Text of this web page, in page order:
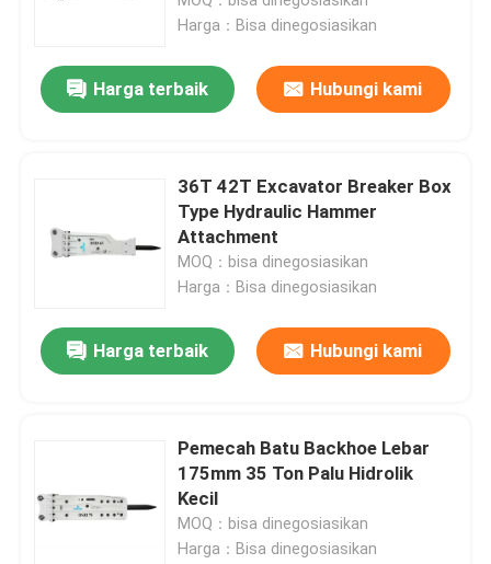
Harga：Bisa dinegosiasikan
Harga terbaik Hubungi kami
36T 42T Excavator Breaker Box
Type Hydraulic Hammer
Attachment
MOQ：bisa dinegosiasikan
Harga：Bisa dinegosiasikan
Harga terbaik Hubungi kami
Pemecah Batu Backhoe Lebar
175mm 35 Ton Palu Hidrolik
Kecil
MOQ：bisa dinegosiasikan
Harga：Bisa dinegosiasikan